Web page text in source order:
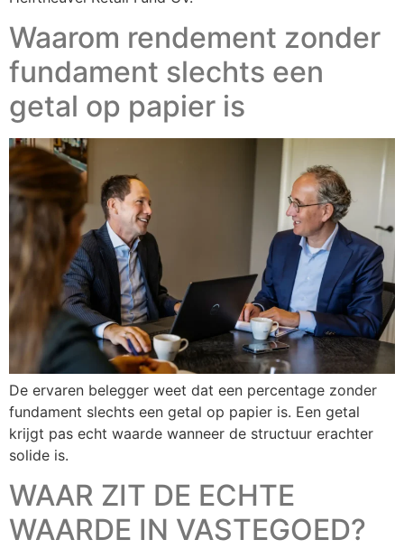
Waarom rendement zonder
fundament slechts een
getal op papier is
De ervaren belegger weet dat een percentage zonder
fundament slechts een getal op papier is. Een getal
krijgt pas echt waarde wanneer de structuur erachter
solide is.
WAAR ZIT DE ECHTE
WAARDE IN VASTEGOED?